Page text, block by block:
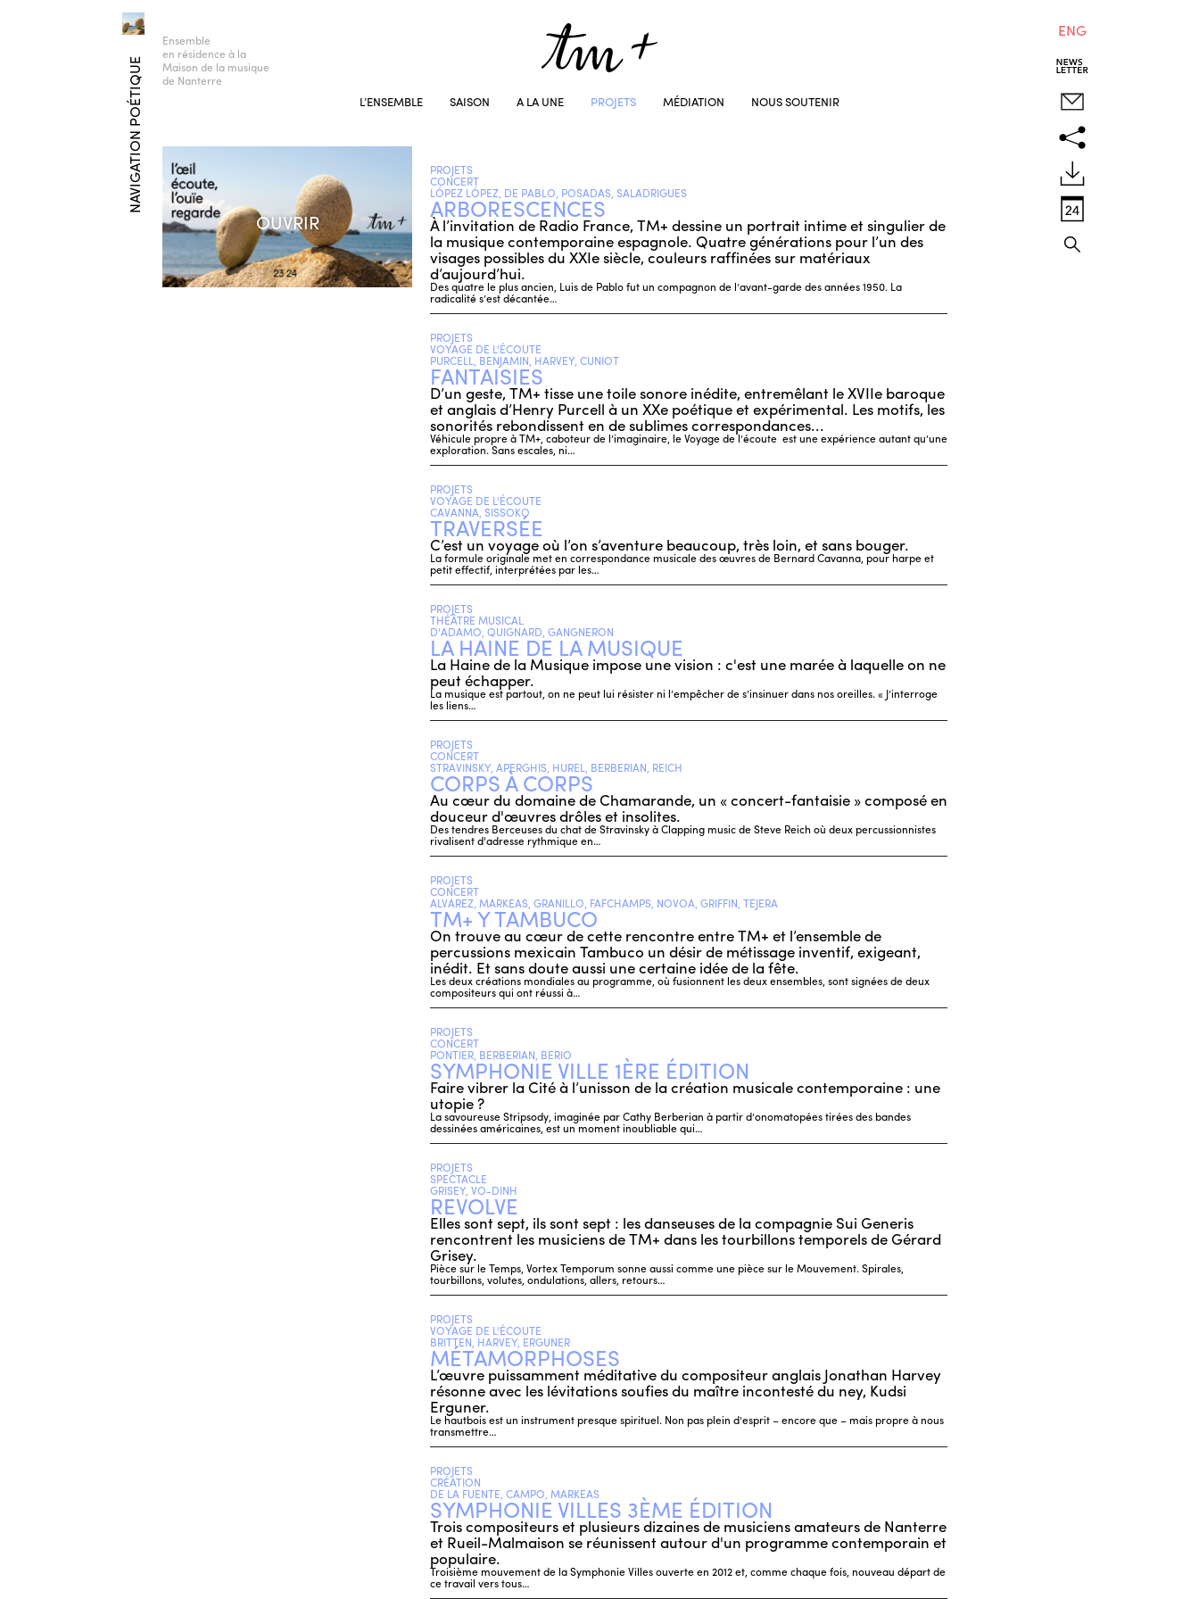
NAVIGATION POÉTIQUE
Ensemble
en résidence à la
Maison de la musique
de Nanterre
L’ENSEMBLE SAISON A LA UNE PROJETS MÉDIATION NOUS SOUTENIR
ENG
OUVRIR
PROJETS
CONCERT
LÓPEZ LÓPEZ, DE PABLO, POSADAS, SALADRIGUES
ARBORESCENCES
À l’invitation de Radio France, TM+ dessine un portrait intime et singulier de
la musique contemporaine espagnole. Quatre générations pour l’un des
visages possibles du XXIe siècle, couleurs raffinées sur matériaux
d’aujourd’hui.
Des quatre le plus ancien, Luis de Pablo fut un compagnon de l’avant-garde des années 1950. La
radicalité s’est décantée…
PROJETS
VOYAGE DE L'ÉCOUTE
PURCELL, BENJAMIN, HARVEY, CUNIOT
FANTAISIES
D’un geste, TM+ tisse une toile sonore inédite, entremêlant le XVIIe baroque
et anglais d’Henry Purcell à un XXe poétique et expérimental. Les motifs, les
sonorités rebondissent en de sublimes correspondances...
Véhicule propre à TM+, caboteur de l’imaginaire, le Voyage de l’écoute est une expérience autant qu’une
exploration. Sans escales, ni…
PROJETS
VOYAGE DE L'ÉCOUTE
CAVANNA, SISSOKO
TRAVERSÉE
C’est un voyage où l’on s’aventure beaucoup, très loin, et sans bouger.
La formule originale met en correspondance musicale des œuvres de Bernard Cavanna, pour harpe et
petit effectif, interprétées par les…
PROJETS
THÉÂTRE MUSICAL
D'ADAMO, QUIGNARD, GANGNERON
LA HAINE DE LA MUSIQUE
La Haine de la Musique impose une vision : c'est une marée à laquelle on ne
peut échapper.
La musique est partout, on ne peut lui résister ni l’empêcher de s’insinuer dans nos oreilles. « J’interroge
les liens…
PROJETS
CONCERT
STRAVINSKY, APERGHIS, HUREL, BERBERIAN, REICH
CORPS À CORPS
Au cœur du domaine de Chamarande, un « concert-fantaisie » composé en
douceur d'œuvres drôles et insolites.
Des tendres Berceuses du chat de Stravinsky à Clapping music de Steve Reich où deux percussionnistes
rivalisent d'adresse rythmique en…
PROJETS
CONCERT
ALVAREZ, MARKEAS, GRANILLO, FAFCHAMPS, NOVOA, GRIFFIN, TEJERA
TM+ Y TAMBUCO
On trouve au cœur de cette rencontre entre TM+ et l’ensemble de
percussions mexicain Tambuco un désir de métissage inventif, exigeant,
inédit. Et sans doute aussi une certaine idée de la fête.
Les deux créations mondiales au programme, où fusionnent les deux ensembles, sont signées de deux
compositeurs qui ont réussi à…
PROJETS
CONCERT
PONTIER, BERBERIAN, BERIO
SYMPHONIE VILLE 1ÈRE ÉDITION
Faire vibrer la Cité à l’unisson de la création musicale contemporaine : une
utopie ?
La savoureuse Stripsody, imaginée par Cathy Berberian à partir d’onomatopées tirées des bandes
dessinées américaines, est un moment inoubliable qui…
PROJETS
SPECTACLE
GRISEY, VO-DINH
REVOLVE
Elles sont sept, ils sont sept : les danseuses de la compagnie Sui Generis
rencontrent les musiciens de TM+ dans les tourbillons temporels de Gérard
Grisey.
Pièce sur le Temps, Vortex Temporum sonne aussi comme une pièce sur le Mouvement. Spirales,
tourbillons, volutes, ondulations, allers, retours…
PROJETS
VOYAGE DE L'ÉCOUTE
BRITTEN, HARVEY, ERGUNER
MÉTAMORPHOSES
L’œuvre puissamment méditative du compositeur anglais Jonathan Harvey
résonne avec les lévitations soufies du maître incontesté du ney, Kudsi
Erguner.
Le hautbois est un instrument presque spirituel. Non pas plein d’esprit – encore que – mais propre à nous
transmettre…
PROJETS
CRÉATION
DE LA FUENTE, CAMPO, MARKEAS
SYMPHONIE VILLES 3ÈME ÉDITION
Trois compositeurs et plusieurs dizaines de musiciens amateurs de Nanterre
et Rueil-Malmaison se réunissent autour d'un programme contemporain et
populaire.
Troisième mouvement de la Symphonie Villes ouverte en 2012 et, comme chaque fois, nouveau départ de
ce travail vers tous…